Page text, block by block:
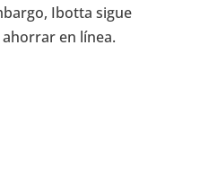
Ibotta sigue
en línea.